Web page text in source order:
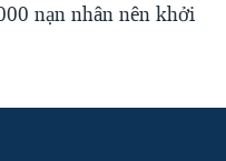
nạn nhân nên khởi